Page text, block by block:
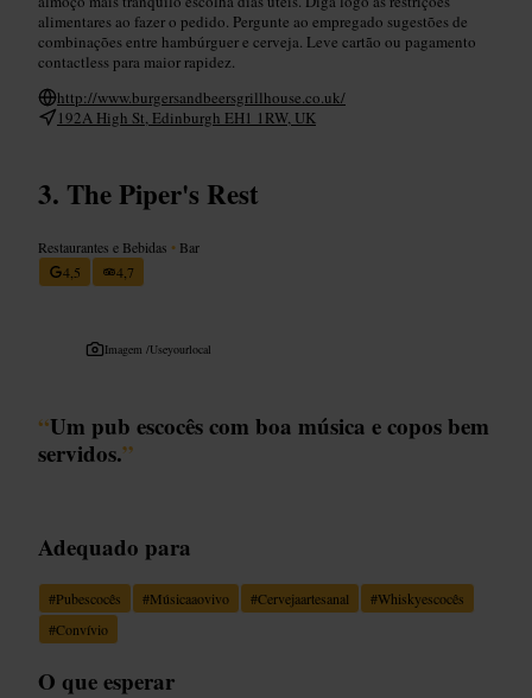
alimentares ao fazer o pedido. Pergunte ao empregado sugestões de
combinações entre hambúrguer e cerveja. Leve cartão ou pagamento
contactless para maior rapidez.
http://www.burgersandbeersgrillhouse.co.uk/
192A High St, Edinburgh EH1 1RW, UK
The Piper's Rest
Restaurantes e Bebidas • Bar
4,5
4,7
Imagem /Useyourlocal
“Um pub escocês com boa música e copos bem
servidos.”
Adequado para
#Pubescocês #Músicaaovivo #Cervejaartesanal #Whiskyescocês
#Convívio
O que esperar